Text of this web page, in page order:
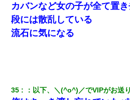
カバンなど女の子が全て置
段には散乱している
流石に気になる
35 ： 以下、＼(^o^)／でVIPがお送